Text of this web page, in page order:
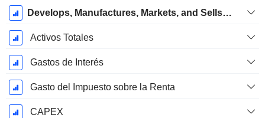
Junio
Develops, Manufactures, Markets, and Sells Data Storage Devices and Solutions
Activos Totales
Gastos de Interés
Gasto del Impuesto sobre la Renta
CAPEX